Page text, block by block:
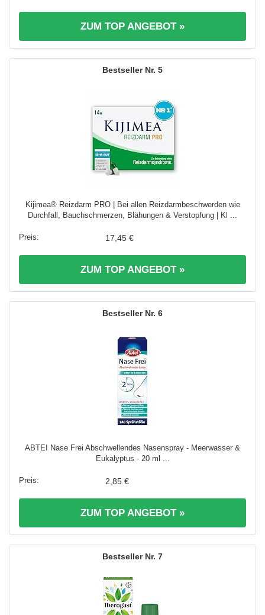
ZUM TOP ANGEBOT »
5
Kijimea® Reizdarm PRO | Bei allen Reizdarmbeschwerden wie
Durchfall, Bauchschmerzen, Blähungen & Verstopfung | Kl ...
17,45 €
ZUM TOP ANGEBOT »
6
ABTEI Nase Frei Abschwellendes Nasenspray - Meerwasser &
Eukalyptus - 20 ml ...
2,85 €
ZUM TOP ANGEBOT »
7